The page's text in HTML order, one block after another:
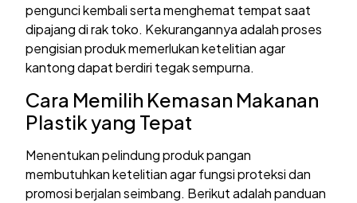
pengunci kembali serta menghemat tempat saat
dipajang di rak toko. Kekurangannya adalah proses
pengisian produk memerlukan ketelitian agar
kantong dapat berdiri tegak sempurna.
Cara Memilih Kemasan Makanan
Plastik yang Tepat
Menentukan pelindung produk pangan
membutuhkan ketelitian agar fungsi proteksi dan
promosi berjalan seimbang. Berikut adalah panduan